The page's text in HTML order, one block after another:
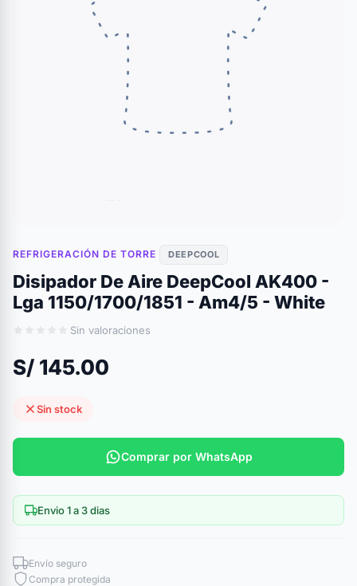
REFRIGERACIÓN DE TORRE DEEPCOOL
Disipador De Aire DeepCool AK400 -
Lga 1150/1700/1851 - Am4/5 - White
Sin valoraciones
S/ 145.00
Sin stock
Comprar por WhatsApp
Envio 1 a 3 dias
Envío seguro
Compra protegida